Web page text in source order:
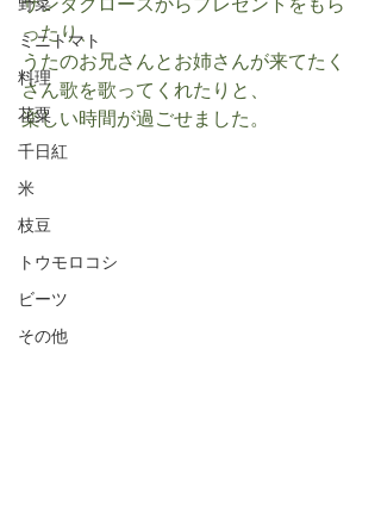
野菜
ミニトマト
料理
花粟
千日紅
米
枝豆
トウモロコシ
ビーツ
その他
サンタクロースからプレゼントをもら
ったり、
うたのお兄さんとお姉さんが来てたく
さん歌を歌ってくれたりと、
楽しい時間が過ごせました。